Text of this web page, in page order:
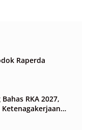
Raperda
RKA 2027,